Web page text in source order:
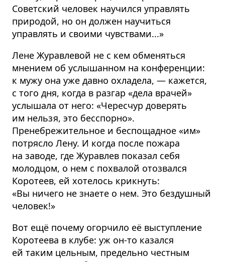
Советский человек научился управлять
природой, но он должен научиться
управлять и своими чувствами...»
Лене Журавлевой не с кем обменяться
мнением об услышанном на конференции:
к мужу она уже давно охладела, — кажется,
с того дня, когда в разгар «дела врачей»
услышала от него: «Чересчур доверять
им нельзя, это бесспорно».
Пренебрежительное и беспощадное «им»
потрясло Лену. И когда после пожара
на заводе, где Журавлев показал себя
молодцом, о нем с похвалой отозвался
Коротеев, ей хотелось крикнуть:
«Вы ничего не знаете о нем. Это бездушный
человек!»
Вот ещё почему огорчило её выступление
Коротеева в клубе: уж он-то казался
ей таким цельным, предельно честным